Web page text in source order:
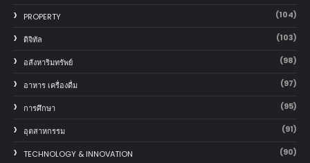
PROPERTY (104)
ดิจิทัล (103)
อสังหาริมทรัพย์ (98)
อาหาร เครื่องดื่ม (97)
การศึกษา (95)
อุตสาหกรรม (91)
TECHNOLOGY & INNOVATION (90)